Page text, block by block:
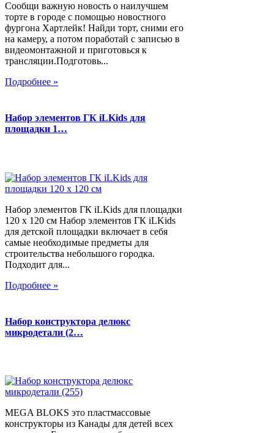
Сообщи важную новость о наилучшем
торте в городе с помощью новостного
фургона Хартлейк! Найди торт, сними его
на камеру, а потом поработай с записью в
видеомонтажной и приготовься к
трансляции.Подготовь...
Подробнее »
Набор элементов ГК iLKids для
площадки 1…
Набор элементов ГК iLKids для площадки
120 х 120 см Набор элементов ГК iLKids
для детской площадки включает в себя
самые необходимые предметы для
строительства небольшого городка.
Подходит для...
Подробнее »
Набор конструктора делюкс
микродетали (2…
MEGA BLOKS это пластмассовые
конструкторы из Канады для детей всех